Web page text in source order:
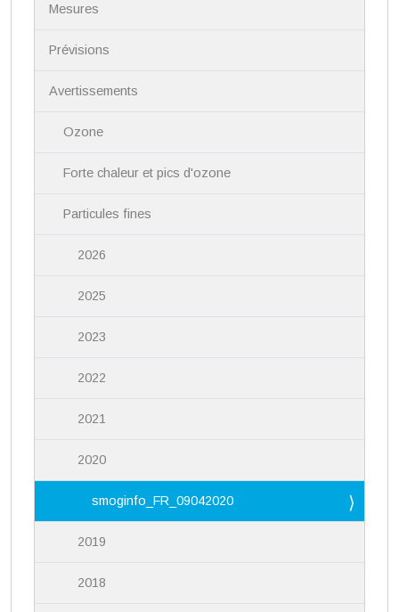
Mesures
Prévisions
Avertissements
Ozone
Forte chaleur et pics d'ozone
Particules fines
2026
2025
2023
2022
2021
2020
smoginfo_FR_09042020
2019
2018